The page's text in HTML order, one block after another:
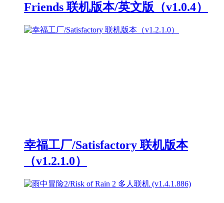
Friends 联机版本/英文版（v1.0.4）
幸福工厂/Satisfactory 联机版本
（v1.2.1.0）